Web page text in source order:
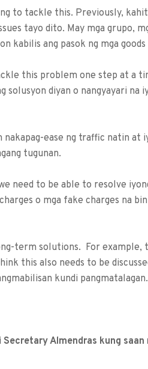
to tackle this. Previously,
tayo dito. May mga grupo,
kabilis ang pasok ng mga
this problem one step at a
solusyon diyan o nangyayari na
nakapag-ease ng traffic natin at
tugunan.
need to be able to resolve
o mga fake charges na
term solutions. For
this also needs to be
kundi pangmatalagan.
Secretary Almendras kung